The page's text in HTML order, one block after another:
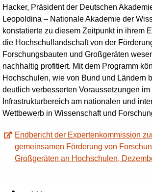
Hacker, Präsident der Deutschen
Leopoldina – Nationale Akademie der
konstatierte zu diesem Zeitpunkt in ihrem
die Hochschullandschaft von der
Forschungsbauten und Großgeräten
nachhaltig profitiert. Mit dem Programm
Hochschulen, wie von Bund und Ländern
deutlich verbesserten Voraussetzungen im
Infrastrukturbereich am nationalen und
Wettbewerb in Wissenschaft und
Endbericht der Expertenkommission
gemeinsamen Förderung von
Großgeräten an Hochschulen,